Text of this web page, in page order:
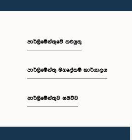
පාර්ලිමේන්තුවේ කටයුතු
පාර්ලිමේන්තු මහලේකම් කාර්යාලය
පාර්ලිමේන්තුව සජීවීව